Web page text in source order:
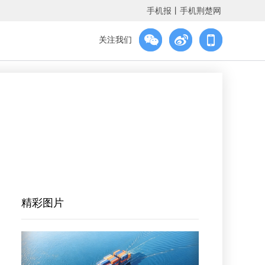
手机报 手机荆楚网
关注我们
精彩图片